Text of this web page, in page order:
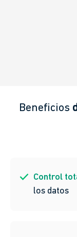
Beneficios
Control
los datos